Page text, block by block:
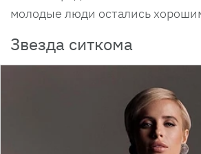
молодые люди остались
Звезда ситкома